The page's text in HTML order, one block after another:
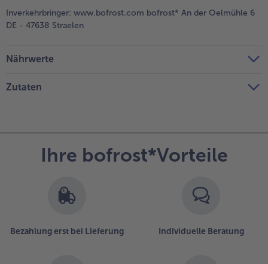
Inverkehrbringer: www.bofrost.com bofrost* An der Oelmühle 6
DE - 47638 Straelen
Nährwerte
Zutaten
Ihre bofrost*Vorteile
Bezahlung erst bei Lieferung Individuelle Beratung